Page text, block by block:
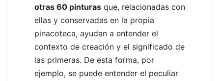
otras 60 pinturas que, relacionadas con
ellas y conservadas en la propia
pinacoteca, ayudan a entender el
contexto de creación y el significado de
las primeras. De esta forma, por
ejemplo, se puede entender el peculiar